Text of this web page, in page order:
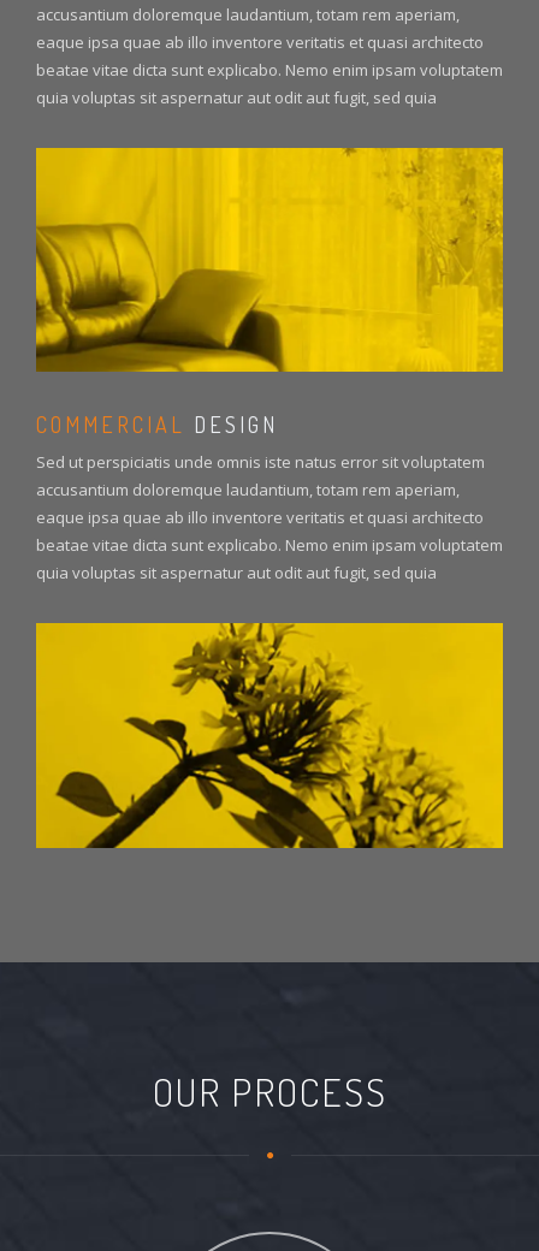
accusantium doloremque laudantium, totam rem aperiam,
eaque ipsa quae ab illo inventore veritatis et quasi architecto
beatae vitae dicta sunt explicabo. Nemo enim ipsam voluptatem
quia voluptas sit aspernatur aut odit aut fugit, sed quia
COMMERCIAL DESIGN
Sed ut perspiciatis unde omnis iste natus error sit voluptatem
accusantium doloremque laudantium, totam rem aperiam,
eaque ipsa quae ab illo inventore veritatis et quasi architecto
beatae vitae dicta sunt explicabo. Nemo enim ipsam voluptatem
quia voluptas sit aspernatur aut odit aut fugit, sed quia
OUR PROCESS